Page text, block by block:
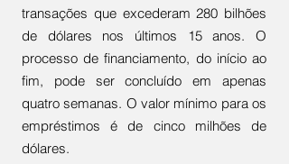
transações que excederam 280 bilhões
de dólares nos últimos 15 anos. O
processo de financiamento, do início ao
fim, pode ser concluído em apenas
quatro semanas. O valor mínimo para os
empréstimos é de cinco milhões de
dólares.